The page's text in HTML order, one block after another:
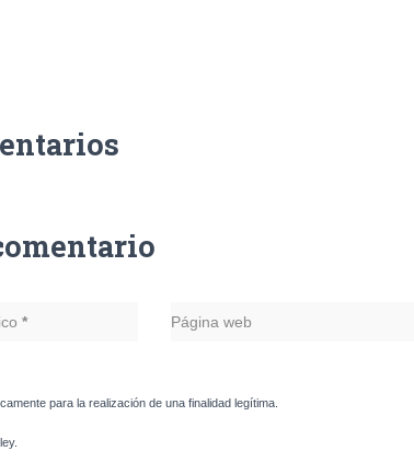
* Página web
para la realización de una finalidad legítima.